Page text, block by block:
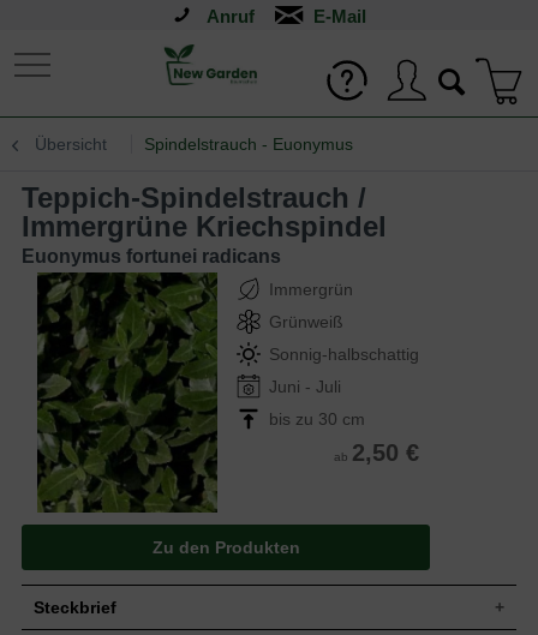
Anruf
Übersicht Spindelstrauch - Euonymus
Teppich-Spindelstrauch /
Immergrüne Kriechspindel
Euonymus fortunei radicans
Immergrün
Grünweiß
Sonnig-halbschattig
Juni - Juli
bis zu 30 cm
ab 2,50 €
Zu den Produkten
Steckbrief